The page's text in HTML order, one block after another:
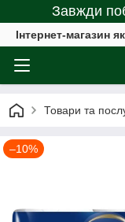
Завжди
Інтернет-магазин
Товари та
–10%